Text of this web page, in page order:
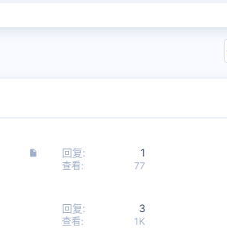
回复 1
查看 77
回复 3
查看 1K